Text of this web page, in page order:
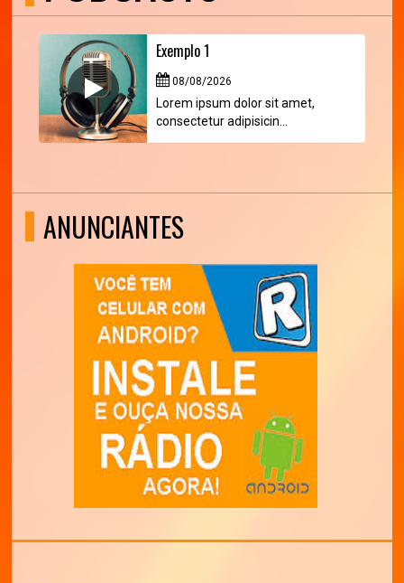
Exemplo 1
08/08/2026
Lorem ipsum dolor sit amet,
consectetur adipisicin...
ANUNCIANTES